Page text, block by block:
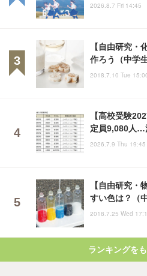
2026.8.7 Fri 14:45
【自由研究・
作ろう（中学
2018.7.10 Tue
【高校受験
定員9,080人…
2026.7.9 Thu 19:45
【自由研究・
すい色は？（
2018.7.25 Wed
ランキングを